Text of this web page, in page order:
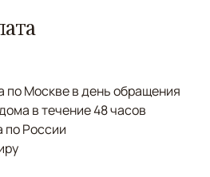
по Москве в день обращения
в течение 48 часов
по России